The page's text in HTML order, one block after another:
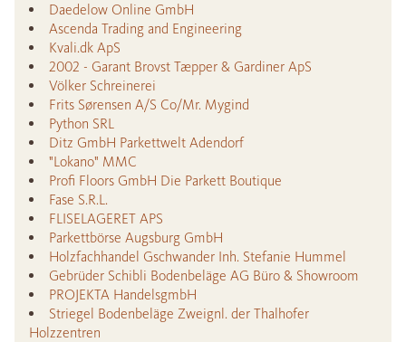
Daedelow Online GmbH
Ascenda Trading and Engineering
Kvali.dk ApS
2002 - Garant Brovst Tæpper & Gardiner ApS
Völker Schreinerei
Frits Sørensen A/S Co/Mr. Mygind
Python SRL
Ditz GmbH Parkettwelt Adendorf
"Lokano" MMC
Profi Floors GmbH Die Parkett Boutique
Fase S.R.L.
FLISELAGERET APS
Parkettbörse Augsburg GmbH
Holzfachhandel Gschwander Inh. Stefanie Hummel
Gebrüder Schibli Bodenbeläge AG Büro & Showroom
PROJEKTA HandelsgmbH
Striegel Bodenbeläge Zweignl. der Thalhofer
Holzzentren